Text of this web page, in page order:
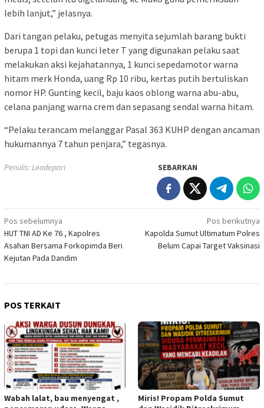
lebih lanjut,” jelasnya.
Dari tangan pelaku, petugas menyita sejumlah barang bukti
berupa 1 topi dan kunci leter T yang digunakan pelaku saat
melakukan aksi kejahatannya, 1 kunci sepedamotor warna
hitam merk Honda, uang Rp 10 ribu, kertas putih bertuliskan
nomor HP. Gunting kecil, baju kaos oblong warna abu-abu,
celana panjang warna crem dan sepasang sendal warna hitam.
“Pelaku terancam melanggar Pasal 363 KUHP dengan ancaman
hukumannya 7 tahun penjara,” tegasnya.
Penulis: Leodepari SEBARKAN
Navigasi
pos
Pos sebelumnya
HUT TNI AD Ke 76 , Kapolres
Asahan Bersama Forkopimda Beri
Kejutan Pada Dandim
Pos berikutnya
Kapolda Sumut Ultimatum Polres
Belum Capai Target Vaksinasi
POS TERKAIT
Wabah lalat, bau menyengat ,
Miris! Propam Polda Sumut